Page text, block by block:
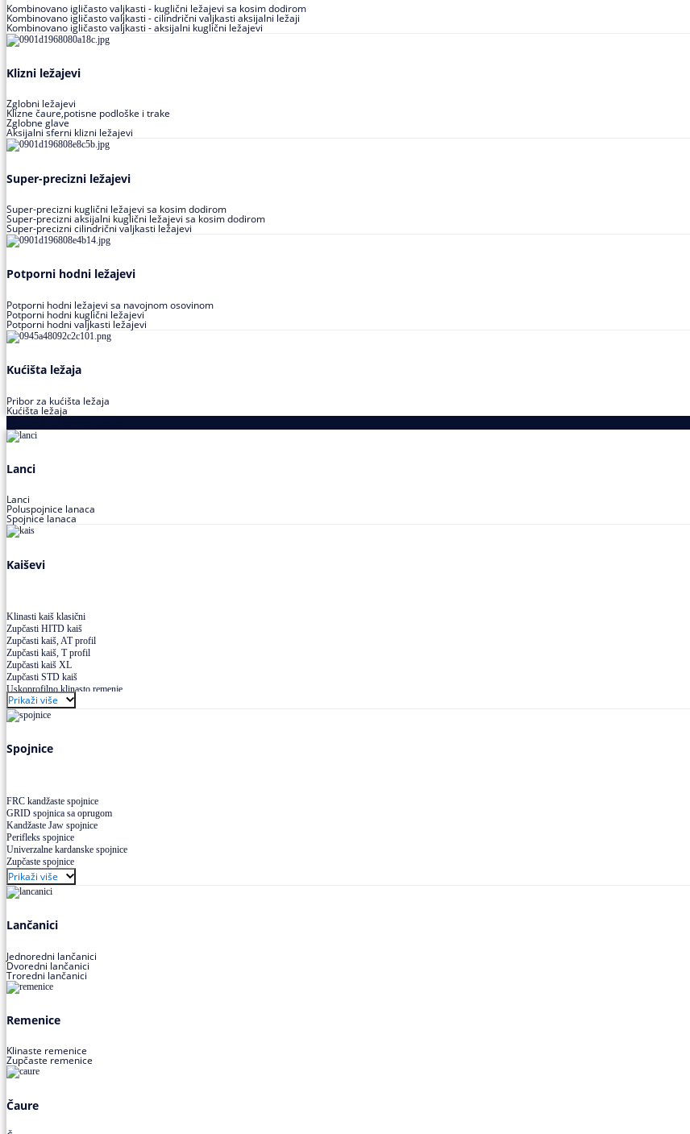
Kombinovano igličasto valjkasti - kuglični ležajevi sa kosim dodirom
Kombinovano igličasto valjkasti - cilindrični valjkasti aksijalni ležaji
Kombinovano igličasto valjkasti - aksijalni kuglični ležajevi
Klizni ležajevi
Zglobni ležajevi
Klizne čaure,potisne podloške i trake
Zglobne glave
Aksijalni sferni klizni ležajevi
Super-precizni ležajevi
Super-precizni kuglični ležajevi sa kosim dodirom
Super-precizni aksijalni kuglični ležajevi sa kosim dodirom
Super-precizni cilindrični valjkasti ležajevi
Potporni hodni ležajevi
Potporni hodni ležajevi sa navojnom osovinom
Potporni hodni kuglični ležajevi
Potporni hodni valjkasti ležajevi
Kućišta ležaja
Pribor za kućišta ležaja
Kućišta ležaja
Lanci
Lanci
Poluspojnice lanaca
Spojnice lanaca
Kaiševi
Klinasti kaiš klasični
Zupčasti HITD kaiš
Zupčasti kaiš, AT profil
Zupčasti kaiš, T profil
Zupčasti kaiš XL
Zupčasti STD kaiš
Uskoprofilno klinasto remenje
Uskoprofilno klinasto remenje spojeno
Uskoprofilno klinasto remenje XP extra power
Višekanalno remenje PJ,PK
Prikaži više
Spojnice
FRC kandžaste spojnice
GRID spojnica sa oprugom
Kandžaste Jaw spojnice
Perifleks spojnice
Univerzalne kardanske spojnice
Zupčaste spojnice
Prikaži više
Lančanici
Jednoredni lančanici
Dvoredni lančanici
Troredni lančanici
Remenice
Klinaste remenice
Zupčaste remenice
Čaure